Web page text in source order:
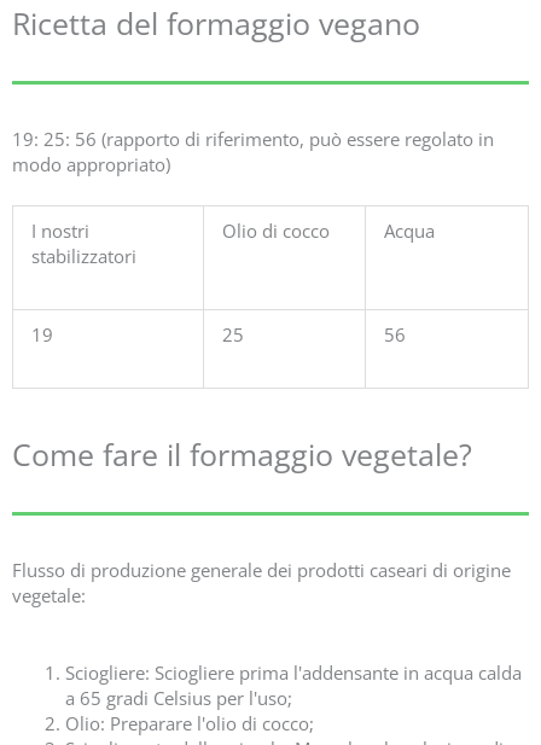
Ricetta del formaggio vegano
19: 25: 56 (rapporto di riferimento, può essere regolato in
modo appropriato)
I nostri
stabilizzatori
Olio di cocco Acqua
19 25 56
Come fare il formaggio vegetale?
Flusso di produzione generale dei prodotti caseari di origine
vegetale:
Sciogliere: Sciogliere prima l'addensante in acqua calda
a 65 gradi Celsius per l'uso;
Olio: Preparare l'olio di cocco;